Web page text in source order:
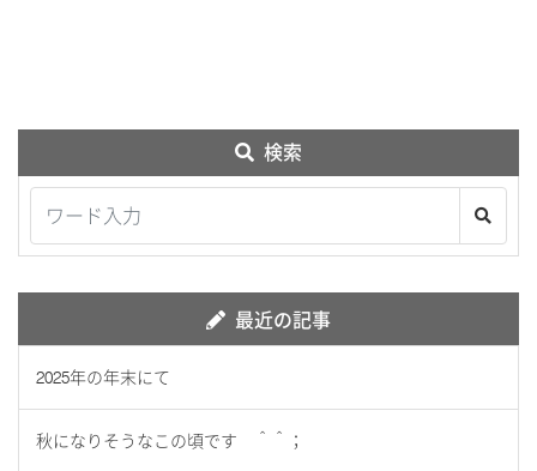
検索
最近の記事
2025年の年末にて
秋になりそうなこの頃です ＾＾；